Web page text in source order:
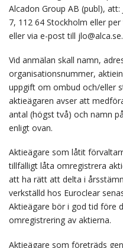
Alcadon Group AB (publ),
7, 112 64 Stockholm eller
eller via e-post till jlo@alca.se.
Vid anmälan skall namn,
organisationsnummer,
uppgift om ombud och/eller
aktieägaren avser att
antal (högst två) och namn
enligt ovan.
Aktieägare som låtit
tillfälligt låta omregistrera
att ha rätt att delta i
verkställd hos Euroclear
Aktieägare bör i god tid före
omregistrering av aktierna.
Aktieägare som företräds